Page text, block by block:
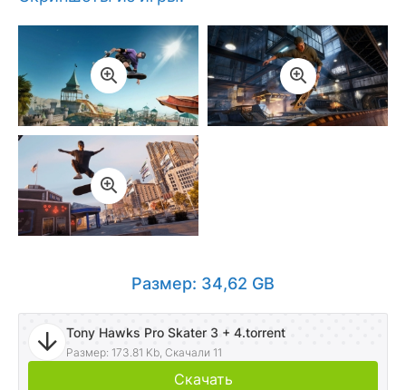
Размер: 34,62 GB
Tony Hawks Pro Skater 3 + 4.torrent
Размер: 173.81 Kb, Скачали 11
Скачать